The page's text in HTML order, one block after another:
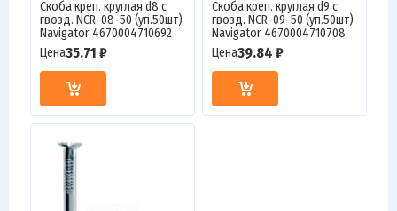
Скоба креп. круглая d8 с
гвозд. NCR-08-50 (уп.50шт)
Navigator 4670004710692
Цена35.71 ₽
Скоба креп. круглая d9 с
гвозд. NCR-09-50 (уп.50шт)
Navigator 4670004710708
Цена39.84 ₽